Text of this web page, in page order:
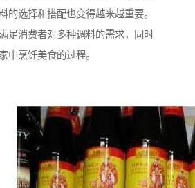
的选择和搭配也变得越来越重要。
足消费者对多种调料的需求，同时
中烹饪美食的过程。